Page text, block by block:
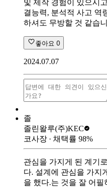
및 제작 경험이 있으시
결능력, 분석적 사고 역
하셔도 무방할 것 같습
좋아요 0
2024.07.07
졸
졸린왈루(주)KEC
코사장 ∙ 채택률 98%
관심을 가지게 된 계기
다. 설계에 관심을 가지
을 했다.는 것을 잘 어